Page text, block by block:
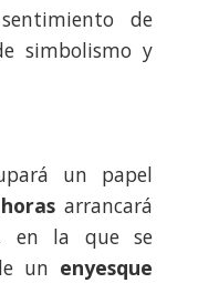
de
simbolismo y
un papel
arrancará
en la que se
un enyesque